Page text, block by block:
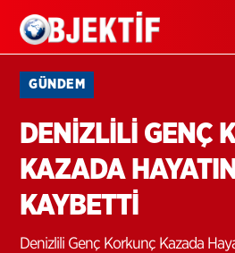
GÜNDEM
DENİZLİLİ GENÇ
KAZADA HAYATINI
KAYBETTİ
Denizlili Genç Korkunç Kazada